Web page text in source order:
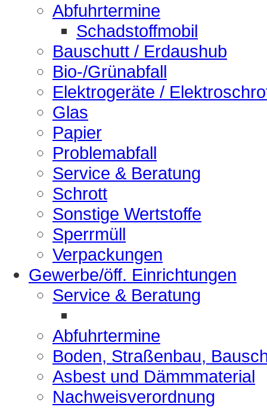
Abfuhrtermine
Schadstoffmobil
Bauschutt / Erdaushub
Bio-/Grünabfall
Elektrogeräte /
Glas
Papier
Problemabfall
Service & Beratung
Schrott
Sonstige Wertstoffe
Sperrmüll
Verpackungen
Gewerbe/öff. Einrichtungen
Service & Beratung
Abfuhrtermine
Boden, Straßenbau,
Asbest und Dämmmaterial
Nachweisverordnung